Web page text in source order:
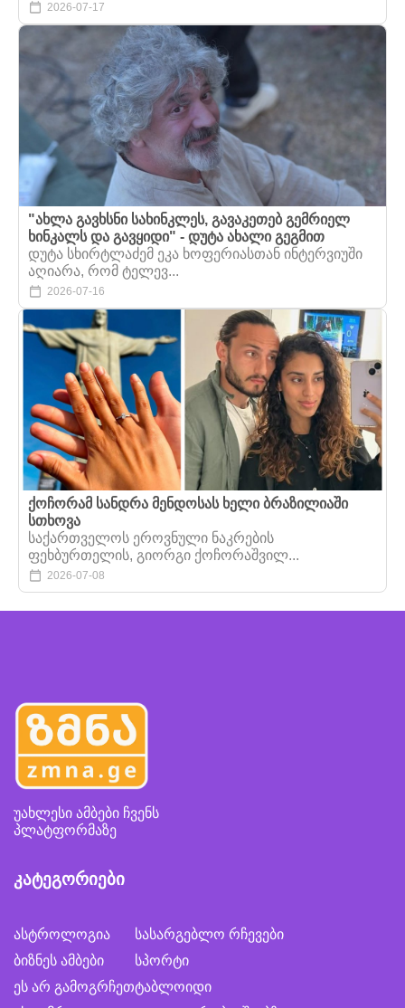
2026-07-17
"ახლა გავხსნი სახინკლეს, გავაკეთებ გემრიელ
ხინკალს და გავყიდი" - დუტა ახალი გეგმით
დუტა სხირტლაძემ ეკა ხოფერიასთან ინტერვიუში
აღიარა, რომ ტელევ...
2026-07-16
ქოჩორამ სანდრა მენდოსას ხელი ბრაზილიაში
სთხოვა
საქართველოს ეროვნული ნაკრების
ფეხბურთელის, გიორგი ქოჩორაშვილ...
2026-07-08
უახლესი ამბები ჩვენს
პლატფორმაზე
კატეგორიები
ასტროლოგია
ბიზნეს ამბები
ეს არ გამოგრჩეთ
სასარგებლო რჩევები
სპორტი
ტაბლოიდი